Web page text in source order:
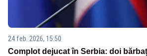
24 feb. 2026, 15:50
Complot dejucat în Serbia: doi